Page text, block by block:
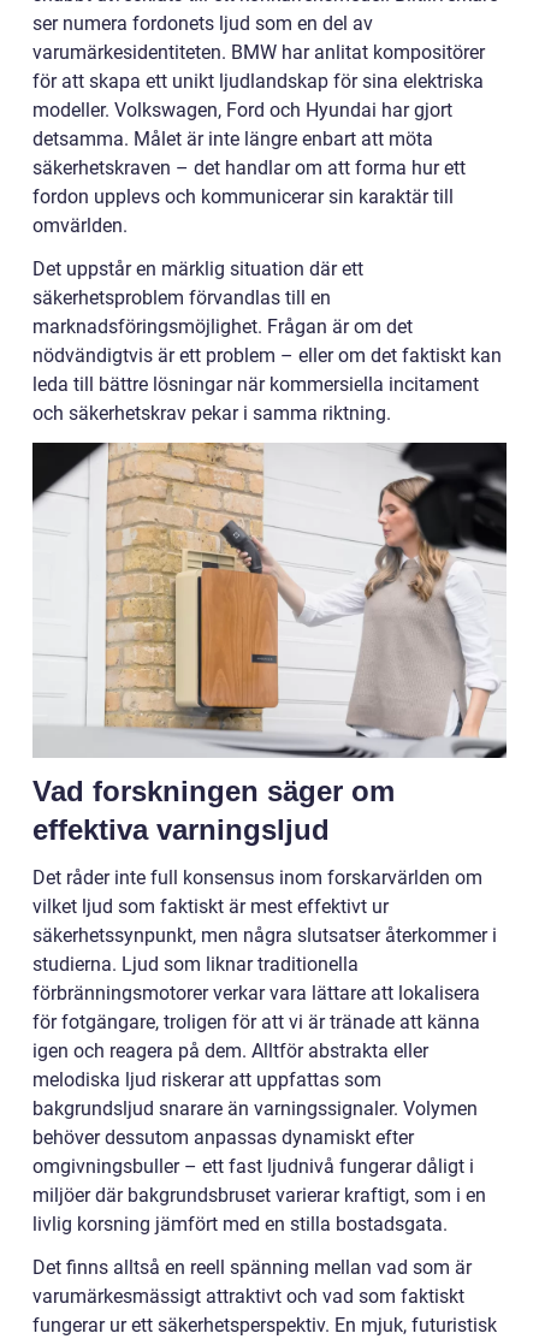
ser numera fordonets ljud som en del av
varumärkesidentiteten. BMW har anlitat kompositörer
för att skapa ett unikt ljudlandskap för sina elektriska
modeller. Volkswagen, Ford och Hyundai har gjort
detsamma. Målet är inte längre enbart att möta
säkerhetskraven – det handlar om att forma hur ett
fordon upplevs och kommunicerar sin karaktär till
omvärlden.
Det uppstår en märklig situation där ett
säkerhetsproblem förvandlas till en
marknadsföringsmöjlighet. Frågan är om det
nödvändigtvis är ett problem – eller om det faktiskt kan
leda till bättre lösningar när kommersiella incitament
och säkerhetskrav pekar i samma riktning.
Vad forskningen säger om
effektiva varningsljud
Det råder inte full konsensus inom forskarvärlden om
vilket ljud som faktiskt är mest effektivt ur
säkerhetssynpunkt, men några slutsatser återkommer i
studierna. Ljud som liknar traditionella
förbränningsmotorer verkar vara lättare att lokalisera
för fotgängare, troligen för att vi är tränade att känna
igen och reagera på dem. Alltför abstrakta eller
melodiska ljud riskerar att uppfattas som
bakgrundsljud snarare än varningssignaler. Volymen
behöver dessutom anpassas dynamiskt efter
omgivningsbuller – ett fast ljudnivå fungerar dåligt i
miljöer där bakgrundsbruset varierar kraftigt, som i en
livlig korsning jämfört med en stilla bostadsgata.
Det finns alltså en reell spänning mellan vad som är
varumärkesmässigt attraktivt och vad som faktiskt
fungerar ur ett säkerhetsperspektiv. En mjuk, futuristisk